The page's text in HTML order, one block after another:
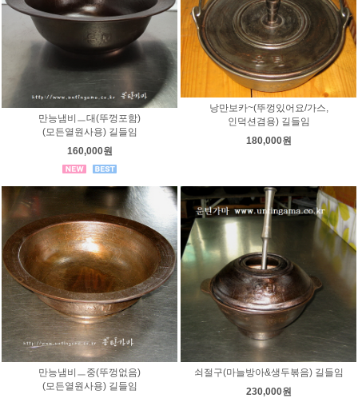
만능냄비ㅡ대(뚜껑포함)
(모든열원사용) 길들임
160,000원
낭만보카~(뚜껑있어요/가스,
인덕션겸용) 길들임
180,000원
만능냄비ㅡ중(뚜껑없음)
(모든열원사용) 길들임
쇠절구(마늘방아&생두볶음) 길들임
230,000원